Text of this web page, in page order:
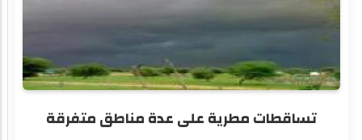
تساقطات مطرية على عدة مناطق متفرقة